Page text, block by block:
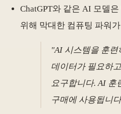
ChatGPT와 같은 AI 모델
위해 막대한 컴퓨팅 파워
"AI 시스템을 훈련
데이터가 필요하
요구합니다. AI 훈
구매에 사용됩니